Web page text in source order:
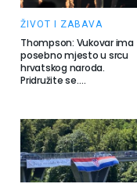
ŽIVOT I ZABAVA
Thompson: Vukovar ima
posebno mjesto u srcu
hrvatskog naroda.
Pridružite se….